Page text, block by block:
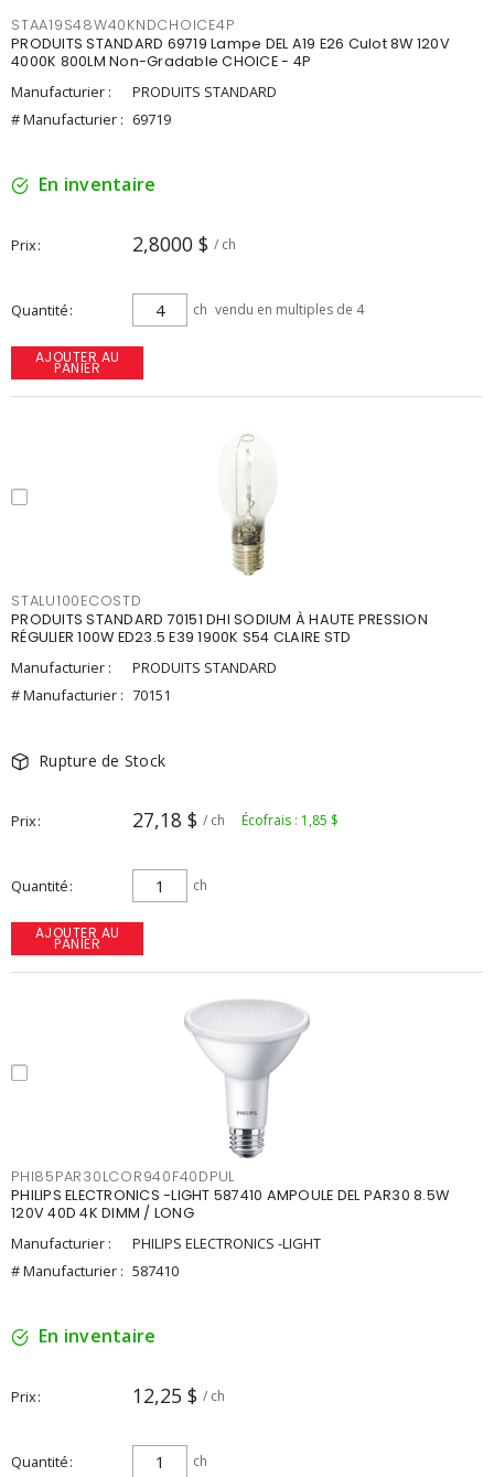
STAA19S48W40KNDCHOICE4P
PRODUITS STANDARD 69719 Lampe DEL A19 E26 Culot 8W 120V
4000K 800LM Non-Gradable CHOICE - 4P
Manufacturier :
PRODUITS STANDARD
# Manufacturier : 69719
En inventaire
Prix 2,8000 $ / ch
Quantité ch vendu en multiples de 4
AJOUTER AU
PANIER
STALU100ECOSTD
PRODUITS STANDARD 70151 DHI SODIUM À HAUTE PRESSION
RÉGULIER 100W ED23.5 E39 1900K S54 CLAIRE STD
Manufacturier :
PRODUITS STANDARD
# Manufacturier : 70151
Rupture de Stock
Prix 27,18 $ / ch Écofrais : 1,85 $
Quantité ch
AJOUTER AU
PANIER
PHI85PAR30LCOR940F40DPUL
PHILIPS ELECTRONICS -LIGHT 587410 AMPOULE DEL PAR30 8.5W
120V 40D 4K DIMM / LONG
Manufacturier :
PHILIPS ELECTRONICS -LIGHT
# Manufacturier : 587410
En inventaire
Prix 12,25 $ / ch
Quantité ch